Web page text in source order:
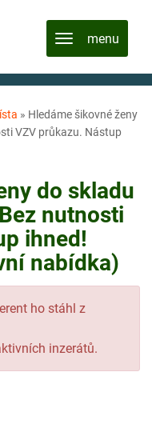
» Hledáme šikovné ženy
VZV průkazu. Nástup
do skladu
nutnosti
ihned!
nabídka)
ho stáhl z
inzerátů.